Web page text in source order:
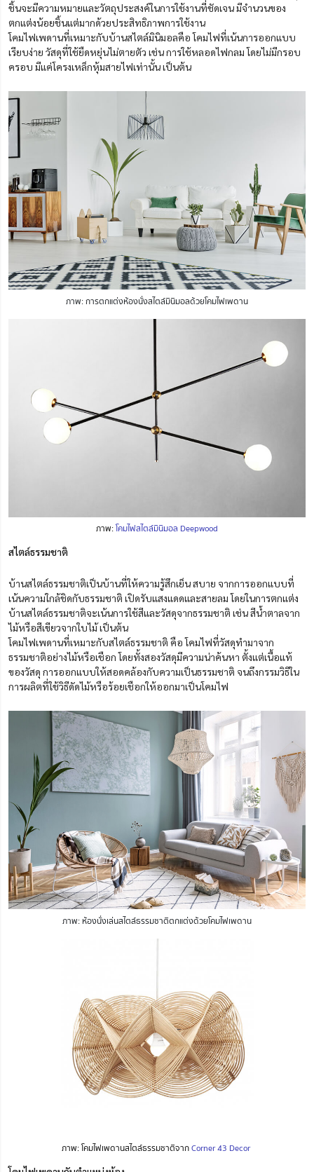
ชิ้นจะมีความหมายและวัตถุประสงค์ในการใช้งานที่ชัดเจน มีจำนวนของ
ตกแต่งน้อยชิ้นแต่มากด้วยประสิทธิภาพการใช้งาน
โคมไฟเพดานที่เหมาะกับบ้านสไตล์มินิมอลคือ โคมไฟที่เน้นการออกแบบ
เรียบง่าย วัสดุที่ใช้ยืดหยุ่นไม่ตายตัว เช่น การใช้หลอดไฟกลม โดยไม่มีกรอบ
ครอบ มีแค่โครงเหล็กหุ้มสายไฟเท่านั้น เป็นต้น
ภาพ: การตกแต่งห้องนั่งสไตล์มินิมอลด้วยโคมไฟเพดาน
ภาพ:โคมไฟสไตล์มินิมอล Deepwood
สไตล์ธรรมชาติ
บ้านสไตล์ธรรมชาติเป็นบ้านที่ให้ความรู้สึกเย็น สบาย จากการออกแบบที่
เน้นความใกล้ชิดกับธรรมชาติ เปิดรับแสงแดดและสายลม โดยในการตกแต่ง
บ้านสไตล์ธรรมชาติจะเน้นการใช้สีและวัสดุจากธรรมชาติ เช่น สีน้ำตาลจาก
ไม้หรือสีเขียวจากใบไม้ เป็นต้น
โคมไฟเพดานที่เหมาะกับสไตล์ธรรมชาติ คือ โคมไฟที่วัสดุทำมาจาก
ธรรมชาติอย่างไม้หรือเชือก โดยทั้งสองวัสดุมีความน่าค้นหา ตั้งแต่เนื้อแท้
ของวัสดุ การออกแบบให้สอดคล้องกับความเป็นธรรมชาติ จนถึงกรรมวิธีใน
การผลิตที่ใช้วิธีดัดไม้หรือร้อยเชือกให้ออกมาเป็นโคมไฟ
ภาพ: ห้องนั่งเล่นสไตล์ธรรมชาติตกแต่งด้วยโคมไฟเพดาน
ภาพ: โคมไฟเพดานสไตล์ธรรมชาติจากCorner 43 Decor